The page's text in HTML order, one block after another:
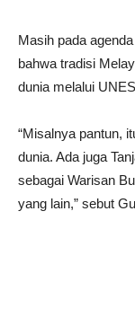
Masih pada
bahwa tradisi
dunia melalui
“Misalnya pantun,
dunia. Ada juga
sebagai Warisan
yang lain,” sebut